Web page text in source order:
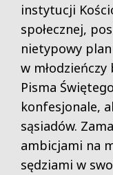
instytucji
społecznej,
nietypowy
w
Pisma
konfesjonale,
sąsiadów.
ambicjami na
sędziami w